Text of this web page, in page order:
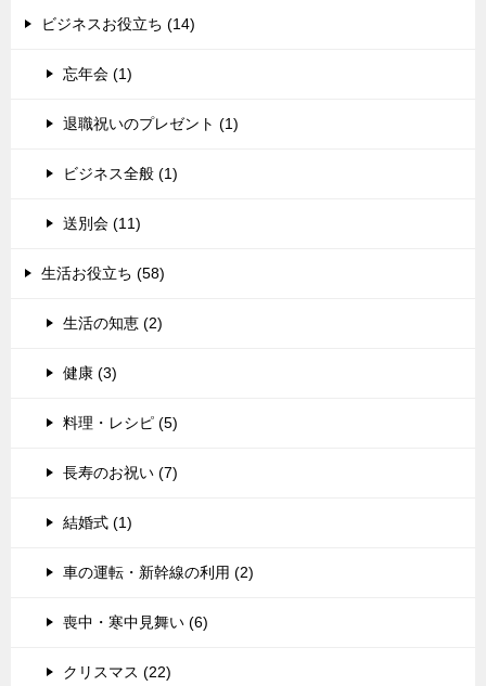
ビジネスお役立ち (14)
忘年会 (1)
退職祝いのプレゼント (1)
ビジネス全般 (1)
送別会 (11)
生活お役立ち (58)
生活の知恵 (2)
健康 (3)
料理・レシピ (5)
長寿のお祝い (7)
結婚式 (1)
車の運転・新幹線の利用 (2)
喪中・寒中見舞い (6)
クリスマス (22)